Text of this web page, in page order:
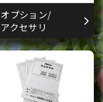
オプション/
アクセサリ